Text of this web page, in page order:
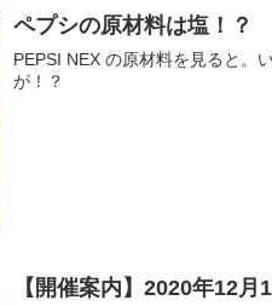
ペプシの原材料は塩！？
PEPSI NEX の原材料を見ると。
が！？
【開催案内】2020年12